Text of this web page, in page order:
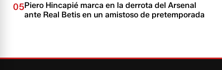
05Piero Hincapié marca en la derrota del Arsenal
ante Real Betis en un amistoso de pretemporada